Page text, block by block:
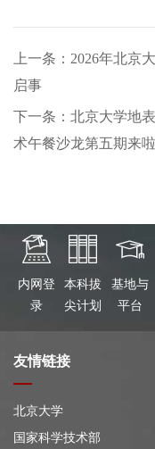
上一条：2026年北京
启事
下一条：北京大学地
术午餐沙龙第五期来啦
内网登
录
本科拔
尖计划
基地与
平台
友情链接
北京大学
国家科学技术部